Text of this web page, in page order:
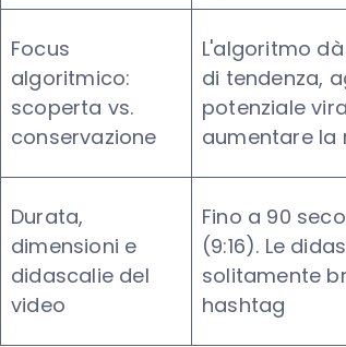
Focus
algoritmico:
scoperta vs.
conservazione
L'algoritmo
di tendenza,
potenziale
aumentare la
Durata,
dimensioni e
didascalie del
video
Fino a 90
(9:16). Le
solitamente
hashtag